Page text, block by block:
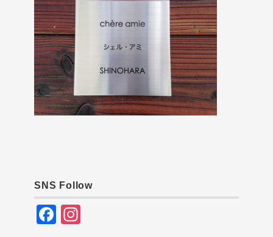
SNS Follow
F